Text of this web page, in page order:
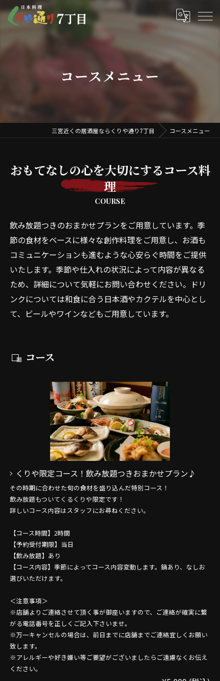
コースメニュー
三宮近くの居酒屋ならくりや通り7丁目 コースメニュー
おもてなしの心を大切にするコース料
理
COURSE
飲み放題つきのおまかせプランをご用意しています。季
節の食材をベースに様々な創作料理をご用意し、お酒も
コミュニケーションも進むような心安らぐ時間をご提供
いたします。季節や仕入れの状況によって内容が異なる
ため、詳細について気軽にお問い合わせください。ドリ
ンクについては和食に合う日本酒やカクテルを中心とし
て、ビールやワインなどもご用意しています。
コース
くりや限定コース！飲み放題つきおまかせプラン♪
その時期に合わせた旬の食材を盛り込んだ特別コース！
飲み放題もついてくるくりや限定です！
詳しいコース内容はスタッフにお尋ねください。
【コース時間】2時間
【予約受付期限】当日
【飲み放題】あり
【コース内容】季節によってコース内容変動します。鍋あり、なしお
選びいただけます。
＜注意事項＞
※店舗よりご連絡させて頂く事が御座いますので、ご連絡が確実に繋
がる電話番号を正しくご記入下さいませ。
※万一キャンセルの場合は、前日までに店舗までご連絡宜しくお願い
致します。
※アレルギーや好き嫌い等ご要望がございましたらご遠慮なくお伝え
ください。